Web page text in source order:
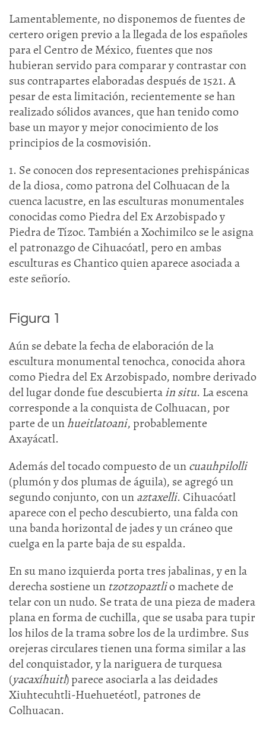
Lamentablemente, no disponemos de fuentes de
certero origen previo a la llegada de los españoles
para el Centro de México, fuentes que nos
hubieran servido para comparar y contrastar con
sus contrapartes elaboradas después de 1521. A
pesar de esta limitación, recientemente se han
realizado sólidos avances, que han tenido como
base un mayor y mejor conocimiento de los
principios de la cosmovisión.
1. Se conocen dos representaciones prehispánicas
de la diosa, como patrona del Colhuacan de la
cuenca lacustre, en las esculturas monumentales
conocidas como Piedra del Ex Arzobispado y
Piedra de Tízoc. También a Xochimilco se le asigna
el patronazgo de Cihuacóatl, pero en ambas
esculturas es Chantico quien aparece asociada a
este señorío.
Figura 1
Aún se debate la fecha de elaboración de la
escultura monumental tenochca, conocida ahora
como Piedra del Ex Arzobispado, nombre derivado
del lugar donde fue descubiertain situ. La escena
corresponde a la conquista de Colhuacan, por
parte de unhueitlatoani, probablemente
Axayácatl.
Además del tocado compuesto de uncuauhpilolli
(plumón y dos plumas de águila), se agregó un
segundo conjunto, con unaztaxelli. Cihuacóatl
aparece con el pecho descubierto, una falda con
una banda horizontal de jades y un cráneo que
cuelga en la parte baja de su espalda.
En su mano izquierda porta tres jabalinas, y en la
derecha sostiene un tzotzopaztlio machete de
telar con un nudo. Se trata de una pieza de madera
plana en forma de cuchilla, que se usaba para tupir
los hilos de la trama sobre los de la urdimbre. Sus
orejeras circulares tienen una forma similar a las
del conquistador, y la nariguera de turquesa
(yacaxíhuitl) parece asociarla a las deidades
Xiuhtecuhtli-Huehuetéotl, patrones de
Colhuacan.